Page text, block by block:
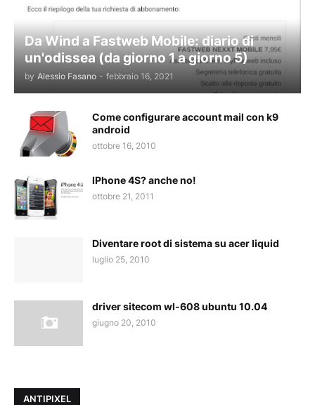
Da Wind a Fastweb Mobile: diario di
un'odissea (da giorno 1 a giorno 5)
by Alessio Fasano - febbraio 16, 2021
Come configurare account mail con k9
android
ottobre 16, 2010
IPhone 4S? anche no!
ottobre 21, 2011
Diventare root di sistema su acer liquid
luglio 25, 2010
driver sitecom wl-608 ubuntu 10.04
giugno 20, 2010
ANTIPIXEL